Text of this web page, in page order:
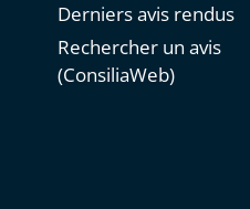
Derniers avis rendus
Rechercher un avis
(ConsiliaWeb)